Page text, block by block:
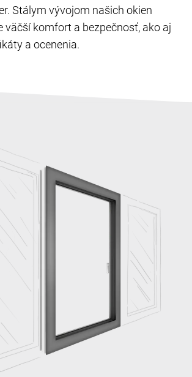
Stálym vývojom našich okien
väčší komfort a bezpečnosť, ako aj
a ocenenia.